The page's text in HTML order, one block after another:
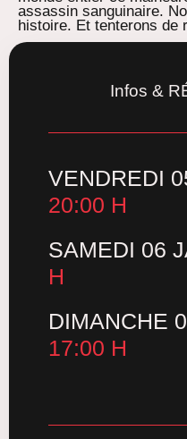
assassin sanguinaire.
histoire. Et tenterons de
Infos &
VENDREDI
20:00 H
SAMEDI 06
H
DIMANCHE
17:00 H